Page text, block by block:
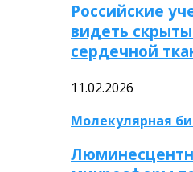
Российские
видеть
сердечной
11.02.2026
Молекулярная